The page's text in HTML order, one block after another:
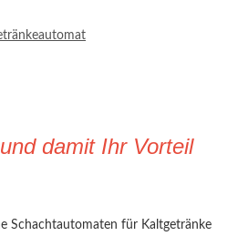
damit Ihr Vorteil
Schachtautomaten für Kaltgetränke